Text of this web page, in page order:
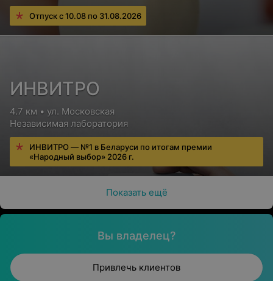
Отпуск с 10.08 по 31.08.2026
ИНВИТРО
4.7 км • ул. Московская
Независимая лаборатория
ИНВИТРО — №1 в Беларуси по итогам премии
«Народный выбор» 2026 г.
Показать ещё
Вы владелец?
Привлечь клиентов